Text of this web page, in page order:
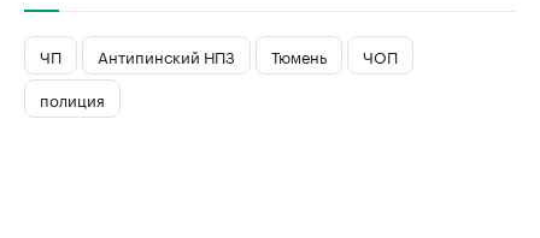
ЧП Антипинский НПЗ Тюмень
ЧОП
полиция